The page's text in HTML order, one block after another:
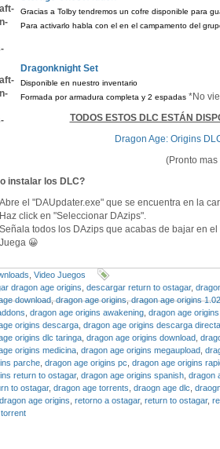
Gracias a Tolby tendremos un cofre disponible para
Para activarlo habla con el en el campamento del
Dragonknight Set
Disponible en nuestro inventario
Formada por armadura completa y 2 espadas *No
TODOS ESTOS DLC ESTÁN
Dragon Age: Origins
(Pronto mas
instalar los DLC?
Abre el "DAUpdater.exe" que se encuentra en la
Haz click en "Seleccionar DAzips".
Señala todos los DAzips que acabas de bajar en
Juega 😀
Video Juegos
dragon age origins descargar return to ostagar,
download,dragon age origins,dragon age origins
dragon age origins awakening dragon age
origins descarga dragon age origins descarga directa
origins dlc taringa dragon age origins download
origins medicina dragon age origins megaupload
parche dragon age origins pc dragon age origins
return to ostagar, dragon age origins spanish dragon
to ostagar, dragon age torrents draogn age dlc
age origins retorno a ostagar, return to ostagar,